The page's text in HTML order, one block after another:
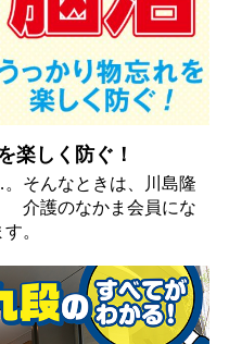
楽しく防ぐ！
そんなときは、川島隆
介護のなかま会員にな
。